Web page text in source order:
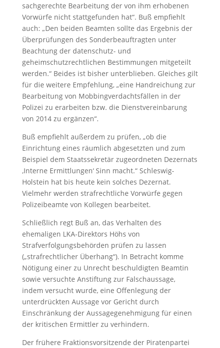
sachgerechte Bearbeitung der von ihm erhobenen
Vorwürfe nicht stattgefunden hat“. Buß empfiehlt
auch: „Den beiden Beamten sollte das Ergebnis der
Überprüfungen des Sonderbeauftragten unter
Beachtung der datenschutz- und
geheimschutzrechtlichen Bestimmungen mitgeteilt
werden.“ Beides ist bisher unterblieben. Gleiches gilt
für die weitere Empfehlung, „eine Handreichung zur
Bearbeitung von Mobbingverdachtsfällen in der
Polizei zu erarbeiten bzw. die Dienstvereinbarung
von 2014 zu ergänzen“.
Buß empfiehlt außerdem zu prüfen, „ob die
Einrichtung eines räumlich abgesetzten und zum
Beispiel dem Staatssekretär zugeordneten Dezernats
‚Interne Ermittlungen‘ Sinn macht.“ Schleswig-
Holstein hat bis heute kein solches Dezernat.
Vielmehr werden strafrechtliche Vorwürfe gegen
Polizeibeamte von Kollegen bearbeitet.
Schließlich regt Buß an, das Verhalten des
ehemaligen LKA-Direktors Höhs von
Strafverfolgungsbehörden prüfen zu lassen
(„strafrechtlicher Überhang“). In Betracht komme
Nötigung einer zu Unrecht beschuldigten Beamtin
sowie versuchte Anstiftung zur Falschaussage,
indem versucht wurde, eine Offenlegung der
unterdrückten Aussage vor Gericht durch
Einschränkung der Aussagegenehmigung für einen
der kritischen Ermittler zu verhindern.
Der frühere Fraktionsvorsitzende der Piratenpartei